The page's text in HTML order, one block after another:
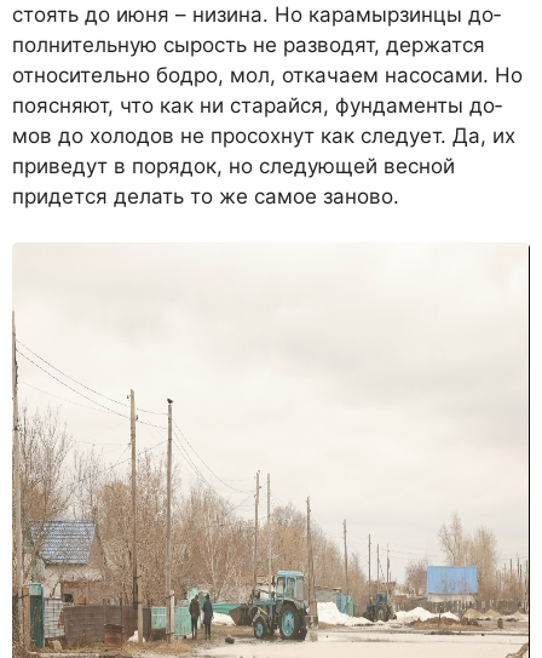
стоять до июня – низина. Но ка­рамырзинцы до­
полнительную сы­рость не разводят, держатся
относи­тельно бодро, мол, откачаем насоса­ми. Но
поясняют, что как ни старай­ся, фундаменты до­
мов до холодов не просохнут как сле­дует. Да, их
приве­дут в порядок, но следующей весной
придется делать то же самое заново.